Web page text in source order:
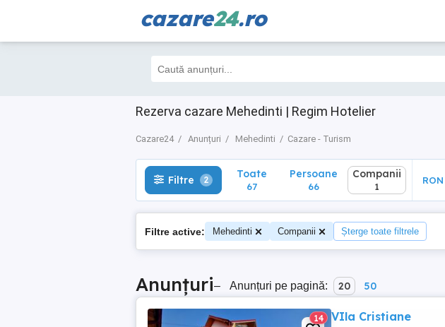
cazare24.ro
Rezerva cazare Mehedinti | Regim Hotelier
Cazare24 Anunțuri Mehedinti Cazare - Turism
Filtre 2 Toate
67
Filtre 2 Toate
67
Persoane
66
Companii
1
RON
Filtre active: Mehedinti Companii Șterge toate filtrele
Anunțuri– Anunțuri pe pagină: 20 50
14 VIla Cristiane